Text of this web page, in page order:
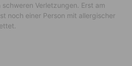
Verletzungen. Erst am
noch einer Person mit allergischer